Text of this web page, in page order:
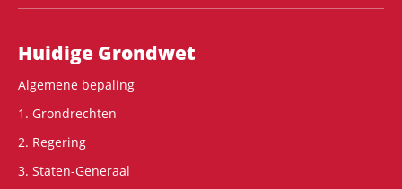
Hoofdnavigatie
Huidige Grondwet
Algemene bepaling
1. Grondrechten
2. Regering
3. Staten-Generaal